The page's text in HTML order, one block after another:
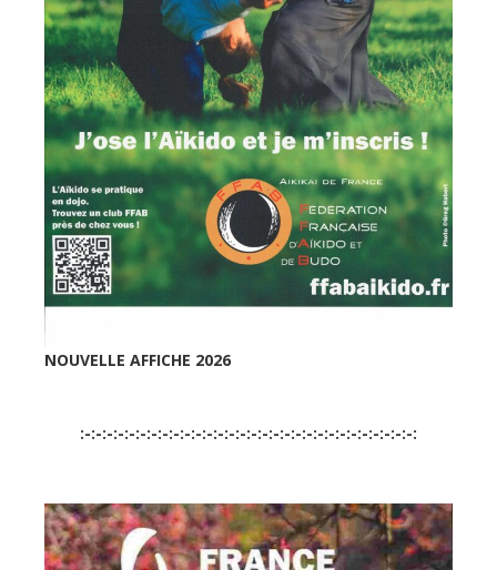
NOUVELLE AFFICHE 2026
:-:-:-:-:-:-:-:-:-:-:-:-:-:-:-:-:-:-:-:-:-:-:-:-:-:-:-:-:-:-: